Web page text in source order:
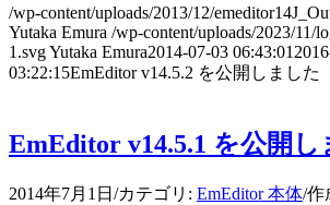
/wp-content/uploads/2013/12/
Yutaka Emura /wp-content/uploads/2023/11/
1.svgYutaka Emura2014-07-03 06:43:01
03:22:15EmEditor v14.5.2 を公開しました
EmEditor v14.5.1 を公開し
2014年7月1日 /カテゴリ: EmEditor 本体/作